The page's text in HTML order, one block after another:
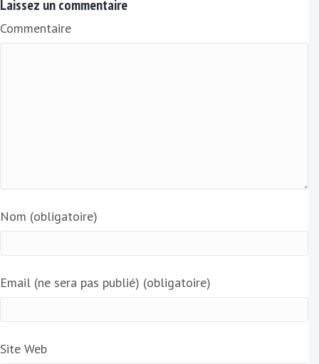
i
l
Laissez un commentaire
Commentaire
Nom (obligatoire)
Email (ne sera pas publié) (obligatoire)
Site Web